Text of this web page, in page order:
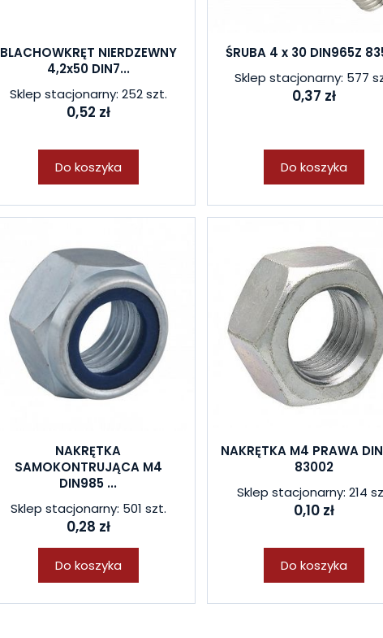
BLACHOWKRĘT NIERDZEWNY
4,2x50 DIN7...
Sklep stacjonarny: 252 szt.
0,52 zł
Do koszyka
ŚRUBA 4 x 30 DIN965Z
Sklep stacjonarny: 577
0,37 zł
Do koszyka
NAKRĘTKA
SAMOKONTRUJĄCA M4
DIN985 ...
Sklep stacjonarny: 501 szt.
0,28 zł
Do koszyka
NAKRĘTKA M4 PRAWA
83002
Sklep stacjonarny: 214
0,10 zł
Do koszyka